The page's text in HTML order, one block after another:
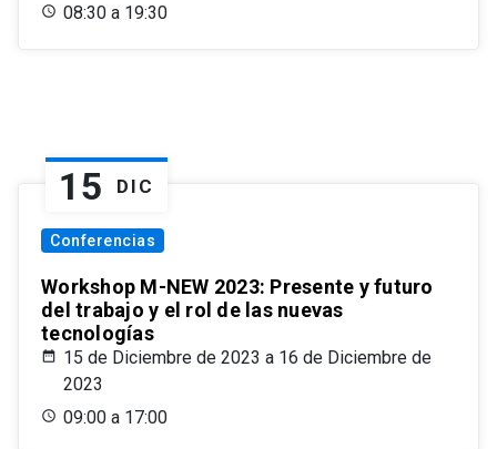
08:30 a 19:30
15 DIC
Conferencias
Workshop M-NEW 2023: Presente y futuro
del trabajo y el rol de las nuevas
tecnologías
15 de Diciembre de 2023 a 16 de Diciembre de
2023
09:00 a 17:00